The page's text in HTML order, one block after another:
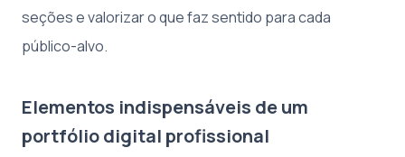
seções e valorizar o que faz sentido para cada
público-alvo.
Elementos indispensáveis de um
portfólio digital profissional